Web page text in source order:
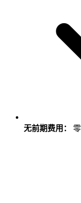
无前期费用：